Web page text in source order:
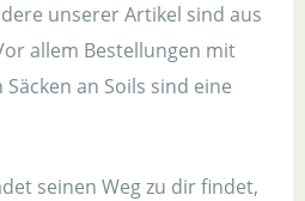
unserer Artikel sind aus
allem Bestellungen mit
an Soils sind eine
seinen Weg zu dir findet,